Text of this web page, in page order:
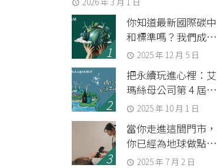
你知道最新國際碳中
和標準嗎？我們成為
第一家通過 BSI 查證
牌
2025 年 12 月 5 日
把永續玩進心裡：艾
瑪絲母公司第 4 屆
SDGs 永續共識運動會
2025 年 10 月 1 日
當你走進這間門市，
你已經為地球做點事
了 2025 年 7 月 2 日